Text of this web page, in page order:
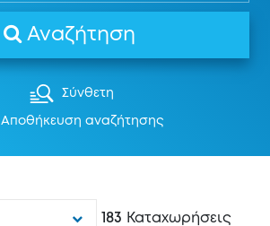
Αναζήτηση
Σύνθετη
Αποθήκευση αναζήτησης
183 Καταχωρήσεις